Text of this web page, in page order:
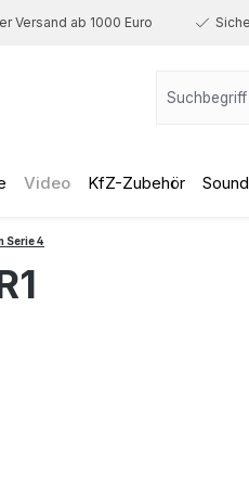
Versand ab 1000 Euro
Video KfZ-Zubehör
Serie 4